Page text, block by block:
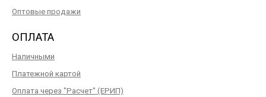
Оптовые продажи
ОПЛАТА
Наличными
Платежной картой
Оплата через "Расчет" (ЕРИП)